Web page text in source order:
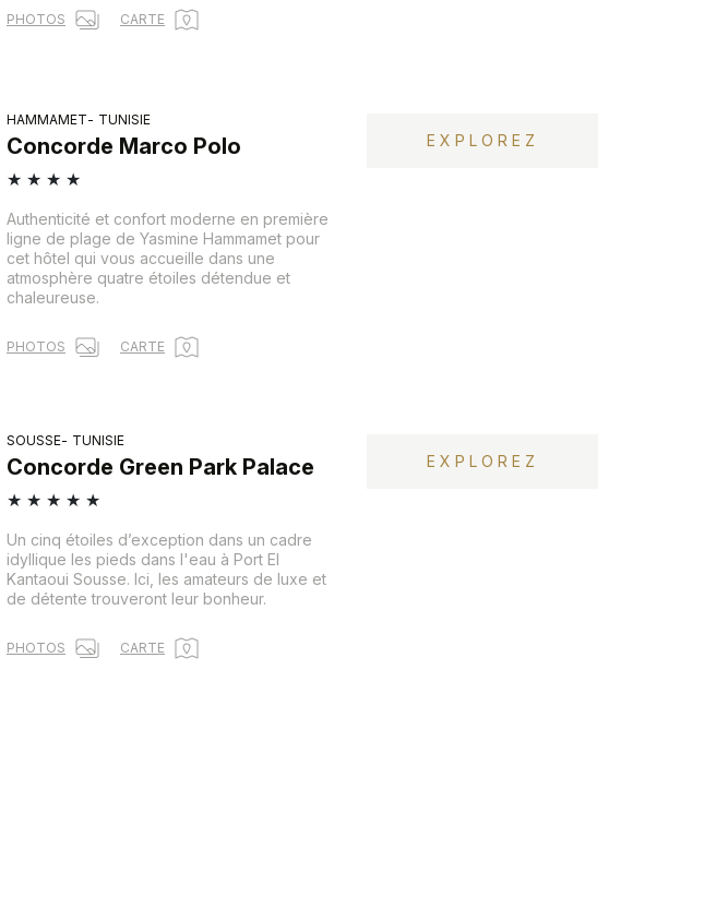
PHOTOS CARTE
HAMMAMET TUNISIE
Concorde Marco Polo
★ ★ ★ ★
Authenticité et confort moderne en première
ligne de plage de Yasmine Hammamet pour
cet hôtel qui vous accueille dans une
atmosphère quatre étoiles détendue et
chaleureuse.
PHOTOS CARTE
EXPLOREZ
SOUSSE TUNISIE
Concorde Green Park Palace
★ ★ ★ ★ ★
Un cinq étoiles d’exception dans un cadre
idyllique les pieds dans l'eau à Port El
Kantaoui Sousse. Ici, les amateurs de luxe et
de détente trouveront leur bonheur.
PHOTOS CARTE
EXPLOREZ